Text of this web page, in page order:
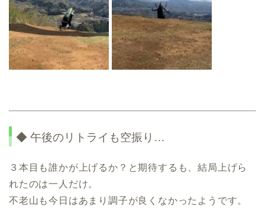
◆ 午後のリトライも空振り…
３本目も誰かが上げるか？と期待するも、結局上げら
れたのは一人だけ。
不老山も今日はあまり調子が良くなかったようです。